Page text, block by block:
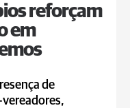
reforçam
em
de